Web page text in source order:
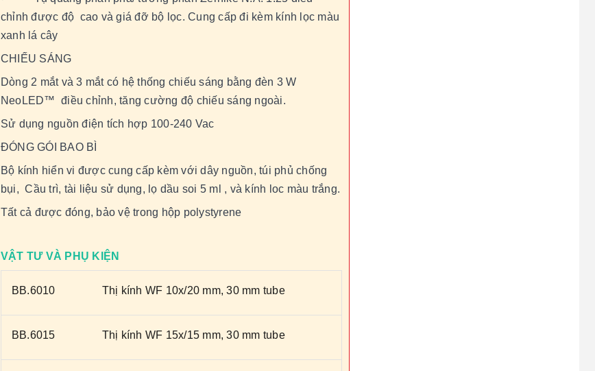
chỉnh được độ cao và giá đỡ bộ lọc. Cung cấp đi kèm kính lọc màu
xanh lá cây
CHIẾU SÁNG
Dòng 2 mắt và 3 mắt có hệ thống chiếu sáng bằng đèn 3 W
NeoLED™ điều chỉnh, tăng cường độ chiếu sáng ngoài.
Sử dụng nguồn điện tích hợp 100-240 Vac
ĐÓNG GÓI BAO BÌ
Bộ kính hiển vi được cung cấp kèm với dây nguồn, túi phủ chống
bụi, Cầu trì, tài liệu sử dụng, lọ dầu soi 5 ml , và kính loc màu trắng.
Tất cả được đóng, bảo vệ trong hộp polystyrene
VẬT TƯ VÀ PHỤ KIỆN
BB.6010 Thị kính WF 10x/20 mm, 30 mm tube
BB.6015 Thị kính WF 15x/15 mm, 30 mm tube